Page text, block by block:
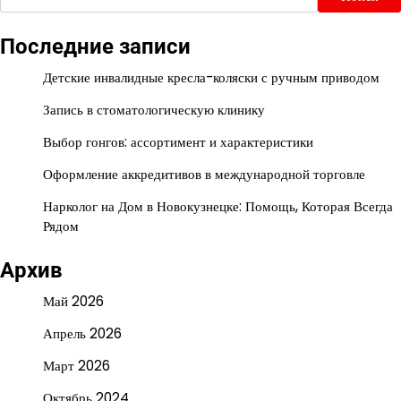
Последние записи
Детские инвалидные кресла-коляски с ручным приводом
Запись в стоматологическую клинику
Выбор гонгов: ассортимент и характеристики
Оформление аккредитивов в международной торговле
Нарколог на Дом в Новокузнецке: Помощь, Которая Всегда
Рядом
Архив
Май 2026
Апрель 2026
Март 2026